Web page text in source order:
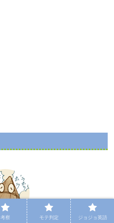
考察 モテ判定 ジョジョ英語